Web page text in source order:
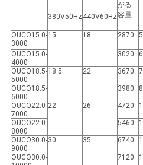
CONTACT
US
地
図
プ
がる
容量
380V50Hz440V60Hz
OUCO15.0-
3000
15 18 2870
OUCO15.0-
4000
3020
OUCO18.5-
5000
18.5 22 3670
OUCO18.5-
6000
3980
OUCO22.0-
7000
22 26 4720
OUCO22.0-
8000
5460
OUCO30.0-
9000
30 35 6740
OUCO30.0-
7120